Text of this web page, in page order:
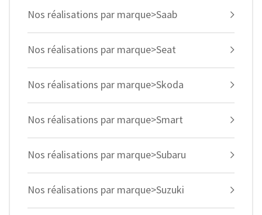
Nos réalisations par marque>Saab
Nos réalisations par marque>Seat
Nos réalisations par marque>Skoda
Nos réalisations par marque>Smart
Nos réalisations par marque>Subaru
Nos réalisations par marque>Suzuki